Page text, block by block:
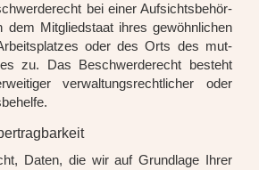
bei einer Auf­sichts­be­hör­
dem Mit­glied­staat ihres gewöhn­li­chen
oder des Orts des mut­
zu. Das Beschwer­de­recht besteht
ver­wal­tungs­recht­li­cher oder
Daten, die wir auf Grund­la­ge Ihrer